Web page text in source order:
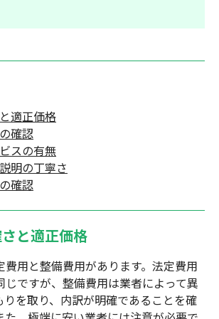
適正価格
確認
スの有無
明の丁寧さ
確認
と適正価格
費用と整備費用があります。法定費用
じですが、整備費用は業者によって異
りを取り、内訳が明確であることを確